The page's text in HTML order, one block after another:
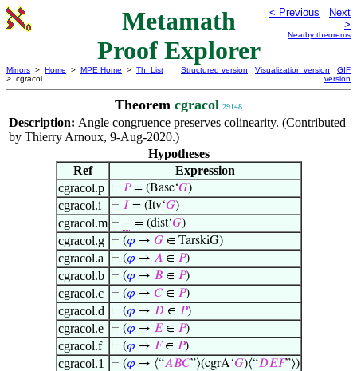
Metamath
Proof Explorer
< Previous
Next
>
Nearby theorems
Mirrors > Home > MPE Home > Th. List
> cgracol
Structured version Visualization version
GIF
version
Theorem cgracol 29148
Description: Angle congruence preserves colinearity. (Contributed
by Thierry Arnoux, 9-Aug-2020.)
Hypotheses
Ref
Expression
cgracol.p
⊢ 𝑃= (Base‘𝐺)
cgracol.i ⊢ 𝐼 = (Itv‘𝐺)
cgracol.m ⊢ − = (dist‘𝐺)
cgracol.g ⊢ (𝜑 → 𝐺∈ TarskiG)
cgracol.a ⊢ (𝜑 → 𝐴∈ 𝑃)
cgracol.b ⊢ (𝜑 → 𝐵∈ 𝑃)
cgracol.c ⊢ (𝜑 → 𝐶∈ 𝑃)
cgracol.d ⊢ (𝜑 → 𝐷∈ 𝑃)
cgracol.e ⊢ (𝜑 → 𝐸∈ 𝑃)
cgracol.f ⊢ (𝜑 → 𝐹∈ 𝑃)
cgracol.1 ⊢ (𝜑 → ⟨“𝐴𝐵𝐶”⟩(cgrA‘𝐺)⟨“𝐷𝐸𝐹”⟩)